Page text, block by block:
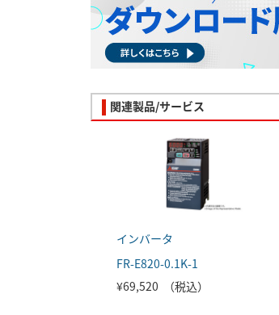
関連製品/サービス
インバータ
FR-E820-0.1K-1
¥69,520 （税込）